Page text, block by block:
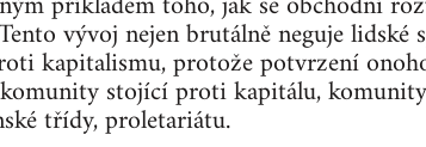
vývoj nejen brutálně neguje lidské
kapitalismu, protože potvrzení
stojící proti kapitálu,
třídy, proletariátu.